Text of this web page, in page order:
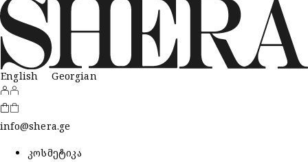
English Georgian
info@shera.ge
კოსმეტიკა